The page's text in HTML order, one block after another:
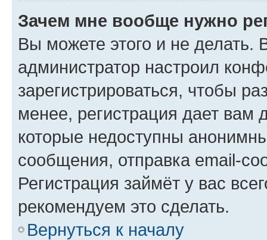
Зачем мне вообще нужно
Вы можете этого и не делать.
администратор настроил
зарегистрироваться, чтобы
менее, регистрация дает вам
которые недоступны
сообщения, отправка email-
Регистрация займёт у вас
рекомендуем это сделать.
Вернуться к началу